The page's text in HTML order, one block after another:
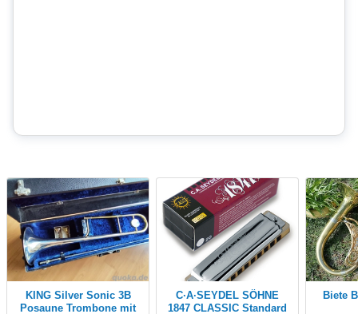
KING Silver Sonic 3B
Posaune Trombone mit
C·A·SEYDEL SÖHNE
1847 CLASSIC Standard
Biete